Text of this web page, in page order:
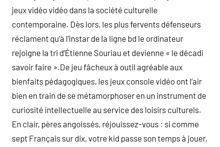
jeux vidéo vidéo dans la société culturelle
contemporaine. Dès lors, les plus fervents défenseurs
réclament qu’à l’instar de la ligne bd le ordinateur
rejoigne la tri d’Étienne Souriau et devienne « le décadi
savoir faire ».De jeu fâcheux à outil agréable aux
bienfaits pédagogiques, les jeux console vidéo ont l’air
bien en train de se métamorphoser en un instrument de
curiosité intellectuelle au service des loisirs culturels.
En clair, pères angoissés, réjouissez-vous : si comme
sept Français sur dix, votre kid passe son temps à jouer,